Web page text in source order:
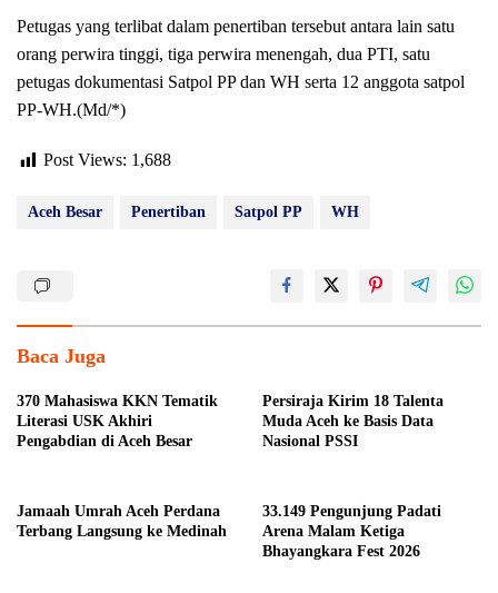
Petugas yang terlibat dalam penertiban tersebut antara lain satu
orang perwira tinggi, tiga perwira menengah, dua PTI, satu
petugas dokumentasi Satpol PP dan WH serta 12 anggota satpol
PP-WH.(Md/*)
Post Views: 1,688
Aceh Besar Penertiban Satpol PP WH
Baca Juga
370 Mahasiswa KKN Tematik
Literasi USK Akhiri
Pengabdian di Aceh Besar
Persiraja Kirim 18 Talenta
Muda Aceh ke Basis Data
Nasional PSSI
Jamaah Umrah Aceh Perdana
Terbang Langsung ke Medinah
33.149 Pengunjung Padati
Arena Malam Ketiga
Bhayangkara Fest 2026